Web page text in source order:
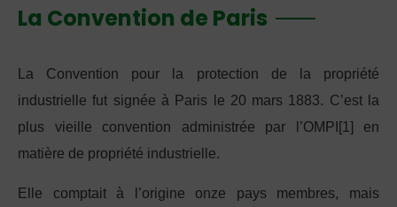
La Convention de Paris
La Convention pour la protection de la propriété
industrielle fut signée à Paris le 20 mars 1883. C’est la
plus vieille convention administrée par l’OMPI[1] en
matière de propriété industrielle.
Elle comptait à l’origine onze pays membres, mais